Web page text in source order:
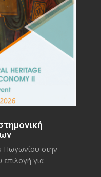
Πωγωνίου στην
επιλογή για